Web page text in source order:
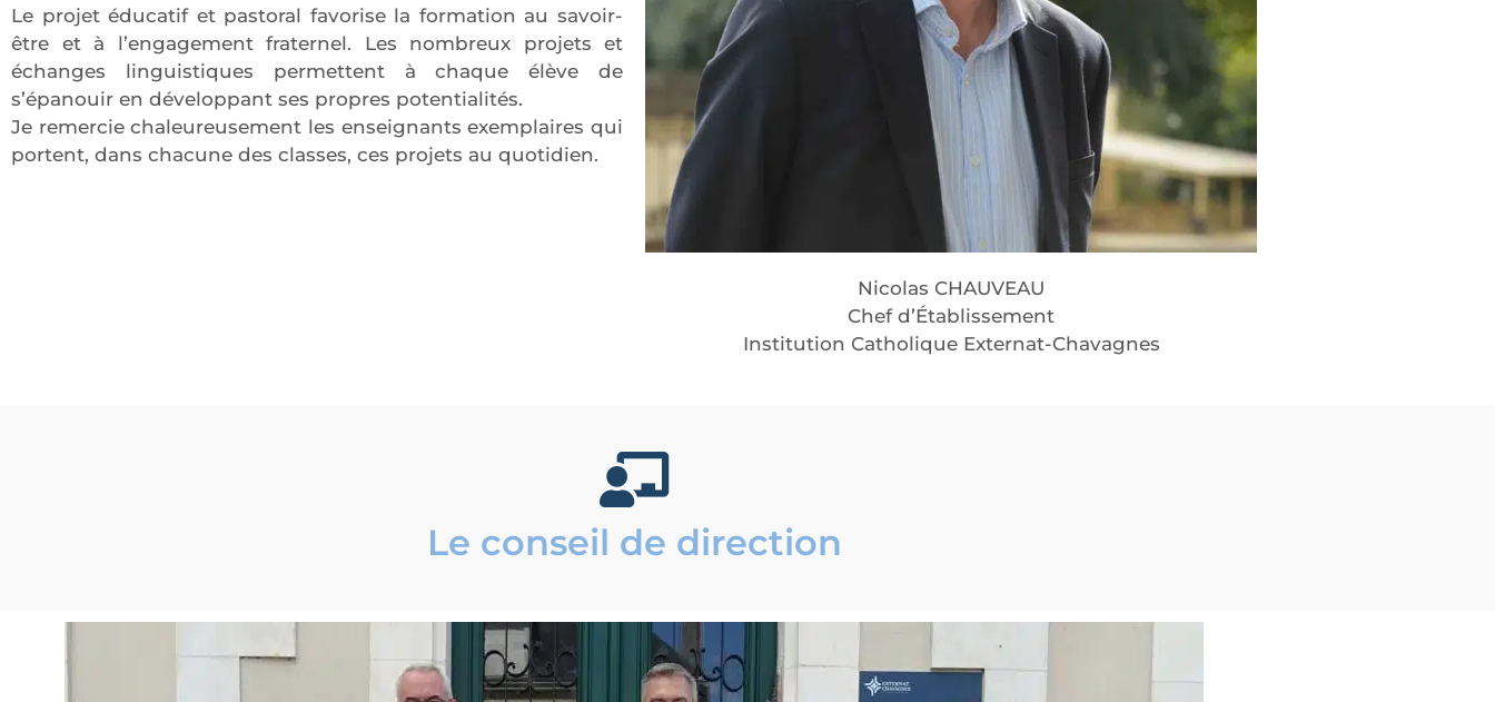
Le projet éducatif et pastoral favorise la formation au savoir-
être et à l’engagement fraternel. Les nombreux projets et
échanges linguistiques permettent à chaque élève de
s’épanouir en développant ses propres potentialités.
Je remercie chaleureusement les enseignants exemplaires qui
portent, dans chacune des classes, ces projets au quotidien.
Nicolas CHAUVEAU
Chef d’Établissement
Institution Catholique Externat-Chavagnes
Le conseil de direction